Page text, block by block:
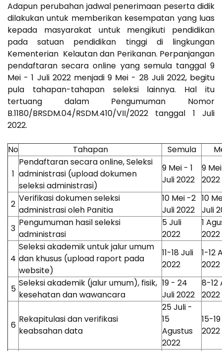
Adapun perubahan jadwal penerimaan peserta didik
dilakukan untuk memberikan kesempatan yang luas
kepada masyarakat untuk mengikuti pendidikan
pada satuan pendidikan tinggi di lingkungan
Kementerian Kelautan dan Perikanan. Perpanjangan
pendaftaran secara online yang semula tanggal 9
Mei - 1 Juli 2022 menjadi 9 Mei - 28 Juli 2022, begitu
pula tahapan-tahapan seleksi lainnya. Hal itu
tertuang dalam Pengumuman Nomor
B.1180/BRSDM.04/RSDM.410/VII/2022 tanggal 1 Juli
2022.
No Tahapan Semula
1
Pendaftaran secara online, Seleksi
administrasi (upload dokumen
seleksi administrasi)
9 Mei - 1
Juli 2022
9
2022
2
Verifikasi dokumen seleksi
administrasi oleh Panitia
10 Mei -2
Juli 2022
10
Juli
3
Pengumuman hasil seleksi
administrasi
5 Juli
2022
1
2022
4
Seleksi akademik untuk jalur umum
dan khusus (upload raport pada
website)
11-18 Juli
2022
1-12
2022
5
Seleksi akademik (jalur umum), fisik,
kesehatan dan wawancara
19 - 24
Juli 2022
8-12
2022
6
Rekapitulasi dan verifikasi
keabsahan data
25 Juli -
15
Agustus
2022
15-
2022